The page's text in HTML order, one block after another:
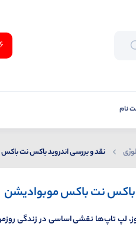
نام
نقد و بررسی اندروید باکس نت
باکس نت باکس موبوادیشن
لپ تاپ‌ها نقشی اساسی در زندگی